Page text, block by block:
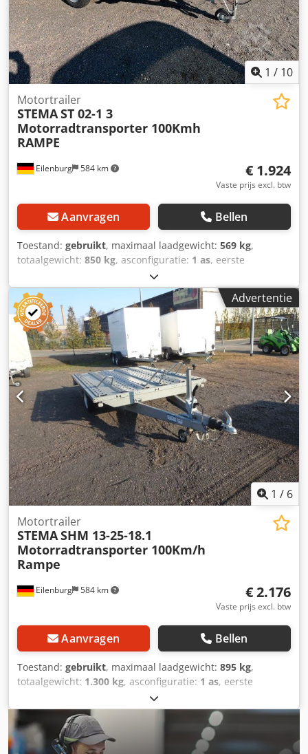
1 / 10
Eilenburg 584 km
Motortrailer
STEMAST 02-1 3
Motorradtransporter 100Kmh
RAMPE
€ 1.924
Vaste prijs excl. btw
Aanvragen Bellen
Toestand: gebruikt, maximaal laadgewicht: 569 kg,
totaalgewicht: 850 kg, asconfiguratie: 1 as, eerste
, laadruimte lengte:
laadruimtebreedte:1.275 mm, totale breedte:1.770 mm,
totale hoogte:
3.024 mm, A8 GW26 00158 kg, dieplader,
oploopgeremd, 100 km/u, geschikt voor 3 motorfietsen,
met zijreling, oprijplaat... en veel meer. Laadhoogte: 580
mm Dcedjym Ifyspfx Alwjk Tussentijdse verkoop en fouten
voorbehouden.
Advertentie
1 / 6
Eilenburg 584 km
Motortrailer
STEMASHM 13-25-18.1
Motorradtransporter 100Km/h
Rampe
€ 2.176
Vaste prijs excl. btw
Aanvragen Bellen
Toestand: gebruikt, maximaal laadgewicht: 895 kg,
totaalgewicht: 1.300 kg, asconfiguratie: 1 as, eerste
, laadruimte lengte:
laadruimtebreedte:1.275 mm, totale breedte:1.960 mm,
totale hoogte:590 mm
, A29 GW26G000232
Motoraanhanger voor 3 motoren, fabr. STEMA, type SHM